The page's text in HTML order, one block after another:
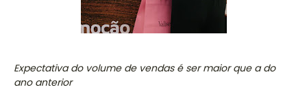
Expectativa do volume de vendas é ser maior que a do
ano anterior